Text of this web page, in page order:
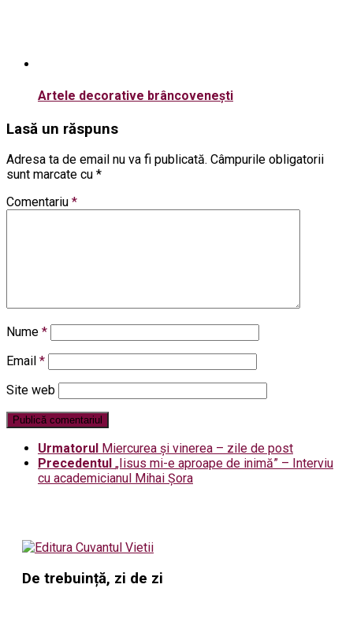
Artele decorative brâncovenești
Lasă un răspuns
Adresa ta de email nu va fi publicată. Câmpurile obligatorii
sunt marcate cu *
Comentariu *
Nume *
Email *
Site web
Urmatorul Miercurea şi vinerea – zile de post
Precedentul „Iisus mi-e aproape de inimă” – Interviu
cu academicianul Mihai Șora
De trebuință, zi de zi